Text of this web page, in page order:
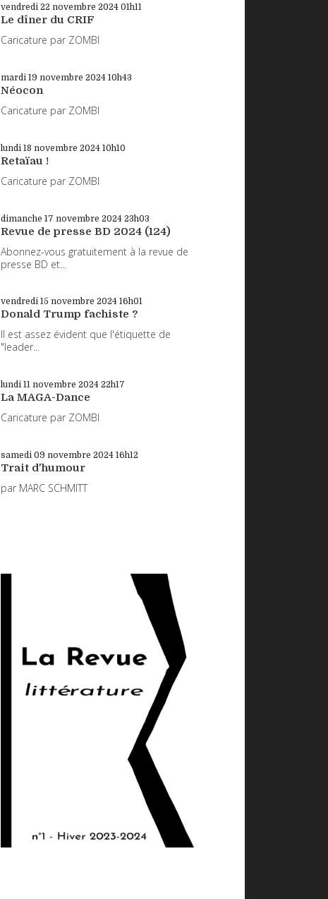
vendredi 22 novembre 2024 01h11
Le dîner du CRIF
Caricature par ZOMBI
mardi 19 novembre 2024 10h43
Néocon
Caricature par ZOMBI
lundi 18 novembre 2024 10h10
Retaïau !
Caricature par ZOMBI
dimanche 17 novembre 2024 23h03
Revue de presse BD 2024 (124)
Abonnez-vous gratuitement à la revue de
presse BD et...
vendredi 15 novembre 2024 16h01
Donald Trump fachiste ?
Il est assez évident que l'étiquette de
"leader...
lundi 11 novembre 2024 22h17
La MAGA-Dance
Caricature par ZOMBI
samedi 09 novembre 2024 16h12
Trait d'humour
par MARC SCHMITT